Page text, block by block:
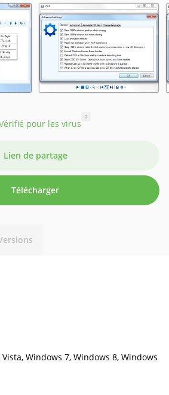
pour les virus
?
Lien de partage
Télécharger
Windows 7, Windows 8, Windows